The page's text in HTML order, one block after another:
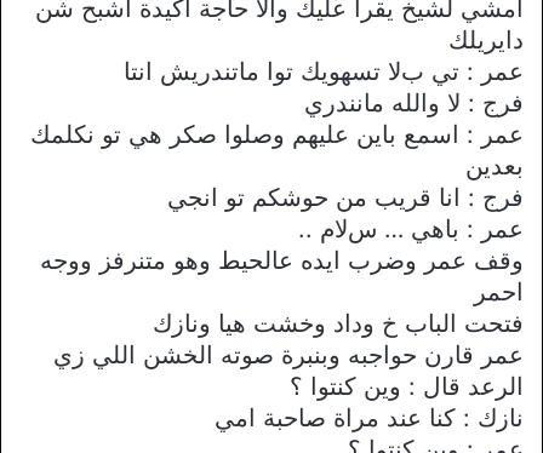
امشي لشيخ يقرا عليك واﻻ حاجة اكيدة اشبح شن
دايريلك
عمر : تي بﻻ تسهويك توا ماتندريش انتا
فرج : ﻻ والله مانندري
عمر : اسمع باين عليهم وصلوا صكر هي تو نكلمك
بعدين
فرج : انا قريب من حوشكم تو انجي
عمر : باهي … سﻻم ..
وقف عمر وضرب ايده عالحيط وهو متنرفز ووجه
احمر
فتحت الباب خ وداد وخشت هيا ونازك
عمر قارن حواجبه وبنبرة صوته الخشن اللي زي
الرعد قال : وين كنتوا ؟
نازك : كنا عند مراة صاحبة امي